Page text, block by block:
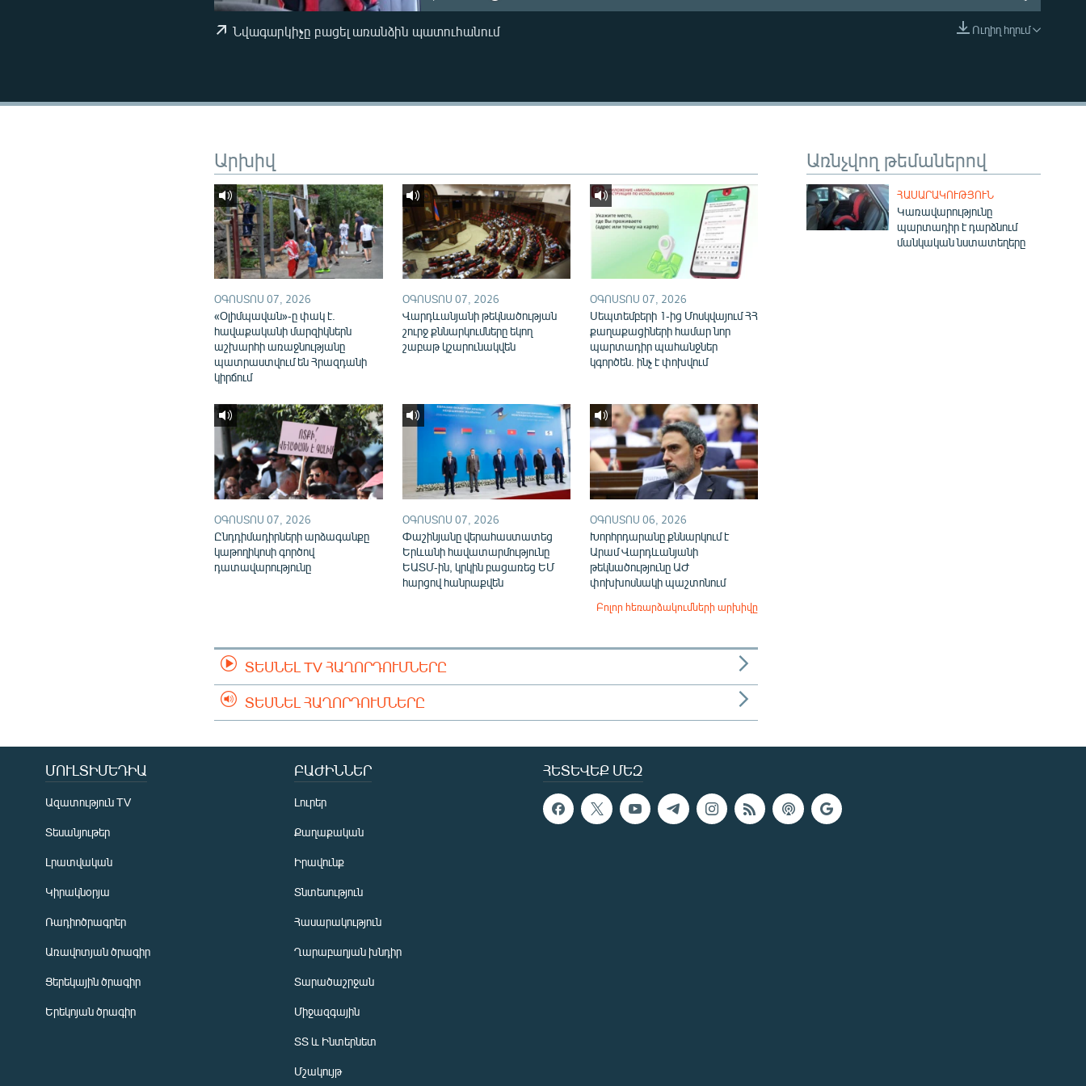
EMBED
Ուղիղ հղում
Նվագարկիչը բացել առանձին պատուհանում
Առնչվող թեմաներով
ՀԱՍԱՐԱԿՈՒԹՅՈՒՆ
Կառավարությունը
պարտադիր է դարձնում
մանկական նստատեղերը
Արխիվ
ՕԳՈՍՏՈՍ 07, 2026
«Օլիմպավան»-ը փակ է.
հավաքականի մարզիկներն
աշխարհի առաջնությանը
պատրաստվում են Հրազդանի
կիրճում
ՕԳՈՍՏՈՍ 07, 2026
Վարդևանյանի թեկնածության
շուրջ քննարկումները եկող
շաբաթ կշարունակվեն
ՕԳՈՍՏՈՍ 07, 2026
Սեպտեմբերի 1-ից Մոսկվայում ՀՀ
քաղաքացիների համար նոր
պարտադիր պահանջներ
կգործեն. ինչ է փոխվում
ՕԳՈՍՏՈՍ 07, 2026
Ընդդիմադիրների արձագանքը
կաթողիկոսի գործով
դատավարությունը
ՕԳՈՍՏՈՍ 07, 2026
Փաշինյանը վերահաստատեց
Երևանի հավատարմությունը
ԵԱՏՄ-ին, կրկին բացառեց ԵՄ
հարցով հանրաքվեն
ՕԳՈՍՏՈՍ 06, 2026
Խորհրդարանը քննարկում է
Արամ Վարդևանյանի
թեկնածությունը ԱԺ
փոխխոսնակի պաշտոնում
Բոլոր հեռարձակումների արխիվը
ՏԵՍՆԵԼ TV ՀԱՂՈՐԴՈՒՄՆԵՐԸ
ՏԵՍՆԵԼ ՀԱՂՈՐԴՈՒՄՆԵՐԸ
ՀԵՏԵՎԵՔ ՄԵԶ
ՄՈՒԼՏԻՄԵԴԻԱ
Ազատություն TV
Տեսանյութեր
Լրատվական
Կիրակնօրյա
Ռադիոծրագրեր
Առավոտյան ծրագիր
Ցերեկային ծրագիր
Երեկոյան ծրագիր
ԲԱԺԻՆՆԵՐ
Լուրեր
Քաղաքական
Իրավունք
Տնտեսություն
Հասարակություն
Ղարաբաղյան խնդիր
Տարածաշրջան
Միջազգային
ՏՏ և Ինտերնետ
Մշակույթ